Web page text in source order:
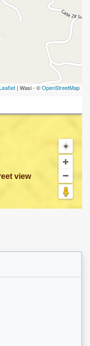
| Wasi - ©OpenStreetMap
view